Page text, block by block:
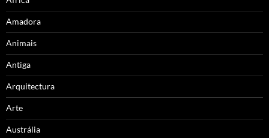
Amadora
Animais
Antiga
Arquitectura
Arte
Austrália